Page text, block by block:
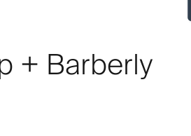
+ Barberly